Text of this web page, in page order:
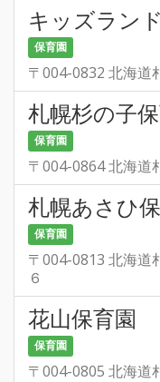
キッズラン
保育園
〒004-0832 北海道
札幌杉の子
保育園
〒004-0864 北海道
札幌あさひ
保育園
〒004-0813 北海道
６
花山保育園
保育園
〒004-0805 北海道